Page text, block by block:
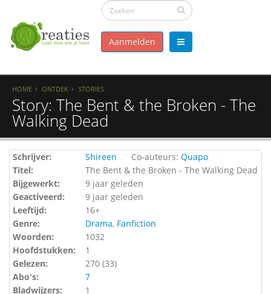
Aanmelden
HOME ONTDEK STORIES
Story: The Bent & the Broken - The
Walking Dead
Schrijver: Shireen Co-auteurs: Quapo
Titel:
The Bent & the Broken - The Walking Dead
Bijgewerkt:
9 jaar geleden
Geactiveerd:
9 jaar geleden
Leeftijd:
16+
Genre:
Drama, Fanfiction
Woorden:
1032
Hoofdstukken:
1
Gelezen:
270 (33)
Abo's:
7
Bladwijzers:
1